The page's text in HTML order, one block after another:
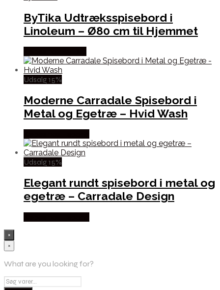
ByTika Udtræksspisebord i
Linoleum – Ø80 cm til Hjemmet
Udsalg 15%
Moderne Carradale Spisebord i
Metal og Egetræ – Hvid Wash
Udsalg 15%
Elegant rundt spisebord i metal og
egetræ – Carradale Design
×
×
What are you looking for?